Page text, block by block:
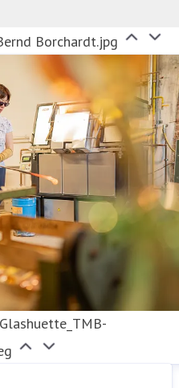
Borchardt.jpg